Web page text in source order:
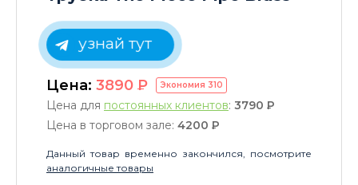
узнай тут
Цена: 3890 P Экономия 310
Цена для постоянных клиентов: 3790 P
Цена в торговом зале: 4200 P
Данный товар временно закончился, посмотрите
аналогичные товары